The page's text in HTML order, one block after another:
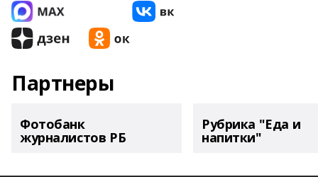
Партнеры
Фотобанк
журналистов РБ
Рубрика "Еда и
напитки"